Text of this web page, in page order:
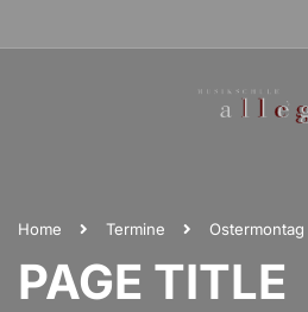
Home Termine Ostermontag
PAGE TITLE